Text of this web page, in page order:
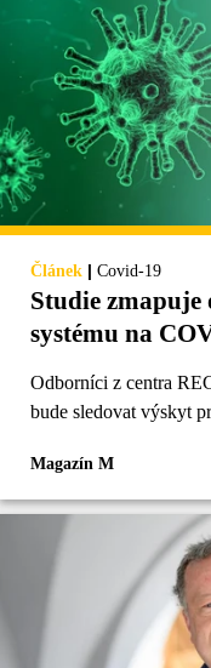
Článek | Covid-19
Studie
systému na
Odborníci z centra
bude sledovat výskyt
Magazín M